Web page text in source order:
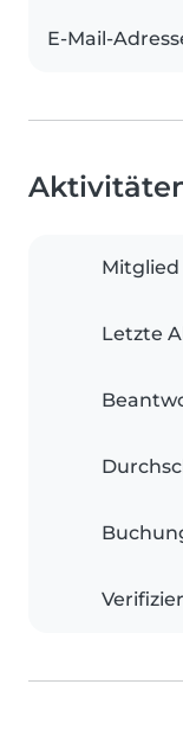
E-Mail-
Mitglied
Letzte